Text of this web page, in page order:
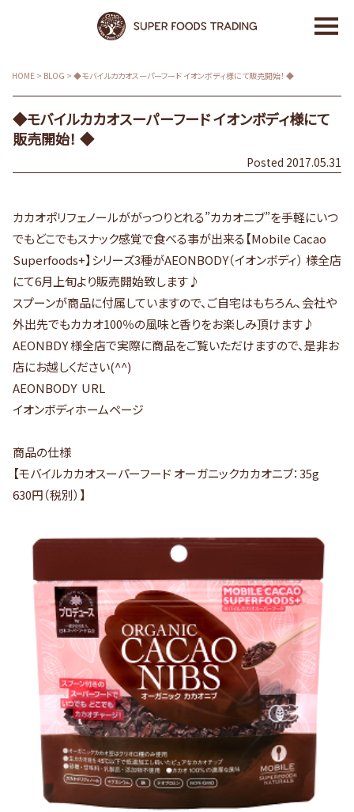
HOME > BLOG > ◆モバイルカカオスーパーフード イオンボディ様にて販売開始！ ◆
◆モバイルカカオスーパーフード イオンボディ様にて
販売開始！ ◆
Posted 2017.05.31
カカオポリフェノールががっつりとれる”カカオニブ”を手軽にいつ
でもどこでもスナック感覚で食べる事が出来る【Mobile Cacao
Superfoods+】シリーズ3種がAEONBODY（イオンボディ） 様全店
にて6月上旬より販売開始致します♪
スプーンが商品に付属していますので、ご自宅はもちろん、会社や
外出先でもカカオ100％の風味と香りをお楽しみ頂けます♪
AEONBDY 様全店で実際に商品をご覧いただけますので、是非お
店にお越しください(^^)
AEONBODY URL
イオンボディホームページ
商品の仕様
【モバイルカカオスーパーフード オーガニックカカオニブ：35g
630円（税別）】